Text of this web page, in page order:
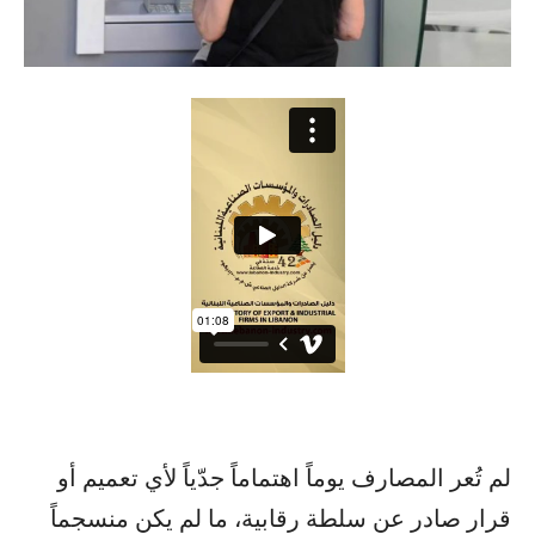
لم تُعر المصارف يوماً اهتماماً جدّياً لأي تعميم أو
قرار صادر عن سلطة رقابية، ما لم يكن منسجماً